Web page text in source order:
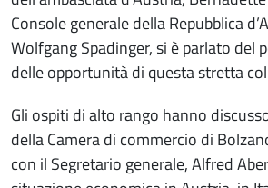
Console generale della Repubblica
Wolfgang Spadinger, si è parlato del
delle opportunità di questa stretta
Gli ospiti di alto rango hanno
della Camera di commercio di
con il Segretario generale, Alfred